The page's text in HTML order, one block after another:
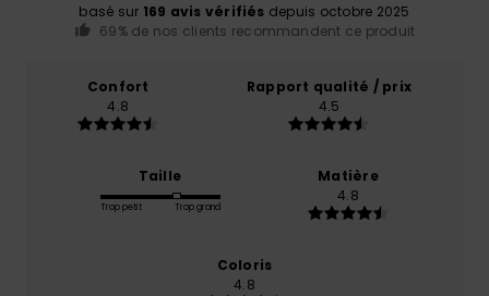
basé sur 169 avis vérifiés depuis octobre 2025
69% de nos clients recommandent ce produit
Confort
4.8
Rapport qualité / prix
4.5
Taille
Trop petit Trop grand
Matière
4.8
Coloris
4.8